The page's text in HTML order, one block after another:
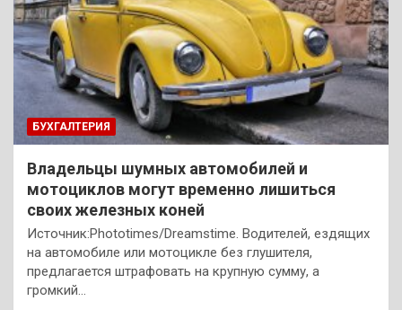
БУХГАЛТЕРИЯ
Владельцы шумных автомобилей и
мотоциклов могут временно лишиться
своих железных коней
Источник:Phototimes/Dreamstime. Водителей, ездящих
на автомобиле или мотоцикле без глушителя,
предлагается штрафовать на крупную сумму, а
громкий…